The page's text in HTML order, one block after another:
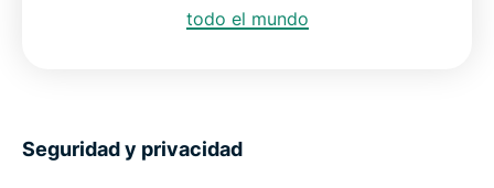
todo el mundo
Seguridad y privacidad